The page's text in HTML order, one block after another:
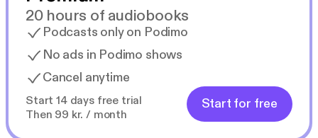
20 hours of audiobooks
Podcasts only on Podimo
No ads in Podimo shows
Cancel anytime
Start 14 days free trial
Then 99 kr. / month
Start for free